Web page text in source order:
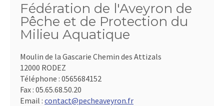
Fédération de l'Aveyron de
Pêche et de Protection du
Milieu Aquatique
Moulin de la Gascarie Chemin des Attizals
12000 RODEZ
Téléphone : 0565684152
Fax : 05.65.68.50.20
Email : contact@pecheaveyron.fr